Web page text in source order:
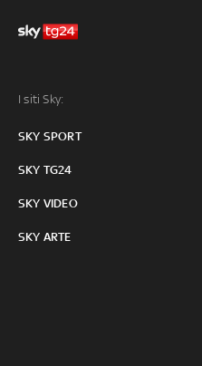
I siti Sky:
SKY SPORT
SKY TG24
SKY VIDEO
SKY ARTE